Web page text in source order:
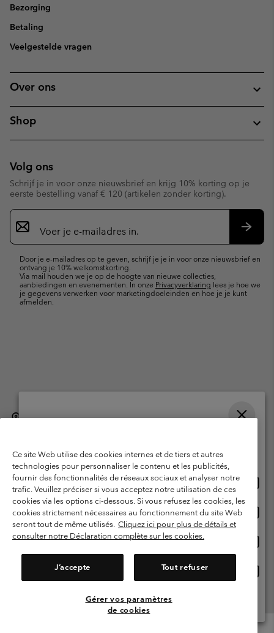
Bezorging
Betaling
Veelgestelde vragen
Over ons
Shop
Volg ons
Schrijf je in voor onze nieuwsbrief en krijg 10% korting op je
eerste bestelling vanaf € 120 (artikelen zonder korting).
Aanmelden
voor
e-
Door je e-mailadres op te geven, schrijf je je in voor onze nieuwsbrief en
ontvang je 10% welkomstkorting.
Via mail houden we je op de hoogte van nieuwe collecties,
aanbiedingen en evenementen. In onze Privacyverklaring lees je hoe we
je gegevens verwerken voor marketingdoeleinden en hoe je je kunt
afmelden.
België (Nederlands) | English ›| français ›
Gebruiksvoorwaarden
Verkoopvoorwaarden
Garantie
Privacybeleid
Gebruiksvoorwaarden voor lidmaatschap
Voorwaarden voor door gebruikers gegenereerde inhoud
Impressum
Cookies
Helpcentrum: Maan-Vrij. 9:00 - 13:00 & 14:00- 18:00
Ce site Web utilise des cookies internes et de tiers et autres
technologies pour personnaliser le contenu et les publicités,
fournir des fonctionnalités de réseaux sociaux et analyser notre
trafic. Veuillez préciser si vous acceptez notre utilisation de ces
cookies via les options ci-dessous. Si vous refusez les cookies, les
cookies strictement nécessaires au fonctionnement du site Web
seront tout de même utilisés. Cliquez ici pour plus de détails et
consulter notre Déclaration complète sur les cookies.
J’accepte Tout refuser
Gérer vos paramètres
de cookies
Online shoppen beschikbaar
United States
Belgium-English
Belgium-Français
Belgium-Dutch
Alle Locaties Bekijken